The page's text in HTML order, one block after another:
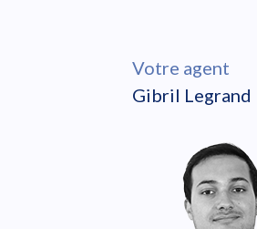
Votre agent
Gibril Legrand